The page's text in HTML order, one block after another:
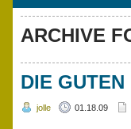
ARCHIVE
DIE
jolle 01.18.09